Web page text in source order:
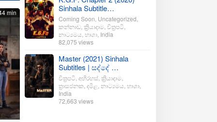
min
Sinhala Subtitle…
Coming Soon Uncategorized
කන්නාඩ ක්‍රියාදාම චිත්‍රපටි
නාට්‍යමය භාශා India
82,075 views
Master (2021) Sinhala
Subtitles | සද්දේ …
චිත්‍රපටි අභිරහස් ක්‍රියාදාම
ත්‍රාසජනක දමිළ නාට්‍යමය භාශා
India
72,663 views